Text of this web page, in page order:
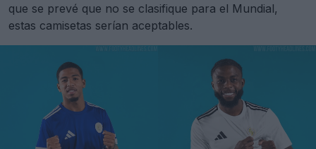
que se prevé que no se clasifique para el Mundial,
estas camisetas serían aceptables.